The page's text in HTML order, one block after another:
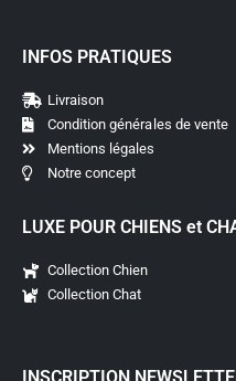
INFOS PRATIQUES
Livraison
Condition générales de vente
Mentions légales
Notre concept
LUXE POUR CHIENS et
Collection Chien
Collection Chat
INSCRIPTION